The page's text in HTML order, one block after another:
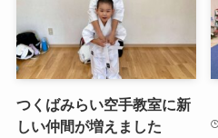
つくばみらい空手教室に新
しい仲間が増えました